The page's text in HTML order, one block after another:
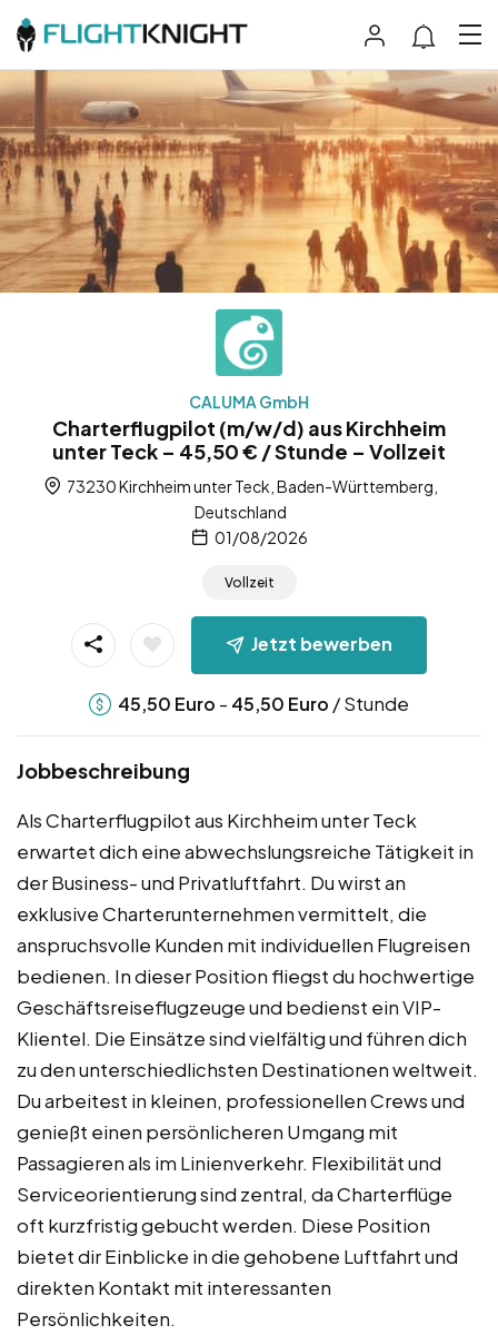
CALUMA GmbH
Charterflugpilot (m/w/d) aus Kirchheim
unter Teck – 45,50 € / Stunde – Vollzeit
73230 Kirchheim unter Teck, Baden-Württemberg,
Deutschland
01/08/2026
Vollzeit
Jetzt bewerben
45,50 Euro - 45,50 Euro / Stunde
Jobbeschreibung
Als Charterflugpilot aus Kirchheim unter Teck
erwartet dich eine abwechslungsreiche Tätigkeit in
der Business- und Privatluftfahrt. Du wirst an
exklusive Charterunternehmen vermittelt, die
anspruchsvolle Kunden mit individuellen Flugreisen
bedienen. In dieser Position fliegst du hochwertige
Geschäftsreiseflugzeuge und bedienst ein VIP-
Klientel. Die Einsätze sind vielfältig und führen dich
zu den unterschiedlichsten Destinationen weltweit.
Du arbeitest in kleinen, professionellen Crews und
genießt einen persönlicheren Umgang mit
Passagieren als im Linienverkehr. Flexibilität und
Serviceorientierung sind zentral, da Charterflüge
oft kurzfristig gebucht werden. Diese Position
bietet dir Einblicke in die gehobene Luftfahrt und
direkten Kontakt mit interessanten
Persönlichkeiten.